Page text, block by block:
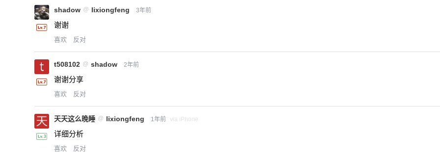
2 元 5 元 10 元
shadow @ lixiongfeng 3年前
谢谢
喜欢 反对
t508102 @ shadow 2年前
谢谢分享
喜欢 反对
天天这么晚睡 @ lixiongfeng 1年前 via iPhone
详细分析
喜欢 反对